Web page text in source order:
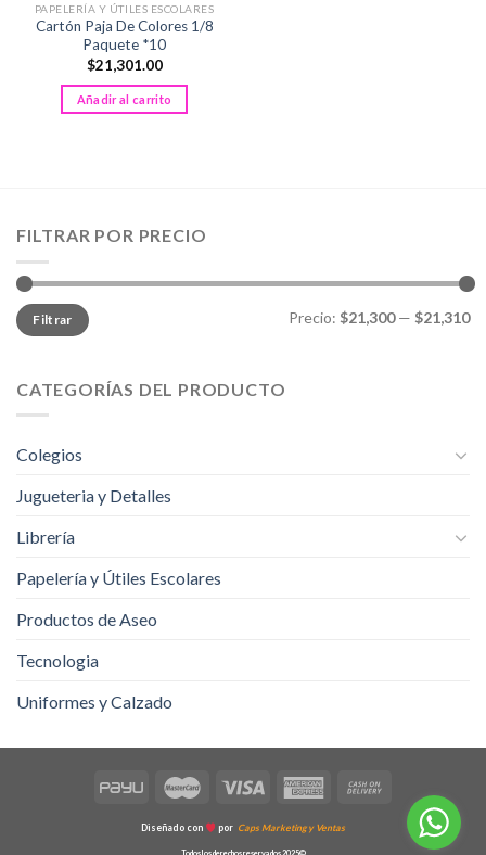
PAPELERÍA Y ÚTILES ESCOLARES
Cartón Paja De Colores 1/8
Paquete *10
$21,301.00
Añadir al carrito
FILTRAR POR PRECIO
Precio
mínimo
Precio
máximo
Filtrar Precio: $21,300— $21,310
CATEGORÍAS DEL PRODUCTO
Colegios
Jugueteria y Detalles
Librería
Papelería y Útiles Escolares
Productos de Aseo
Tecnologia
Uniformes y Calzado
Diseñado con por Caps Marketing y Ventas